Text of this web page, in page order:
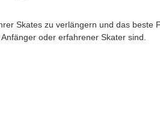
Skates zu verlängern und das beste
oder erfahrener Skater sind.